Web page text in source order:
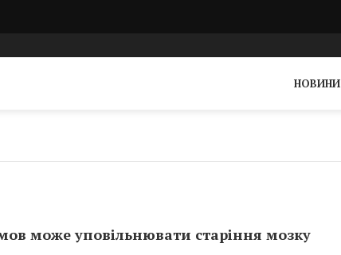
НОВИНИ
може уповільнювати старіння мозку